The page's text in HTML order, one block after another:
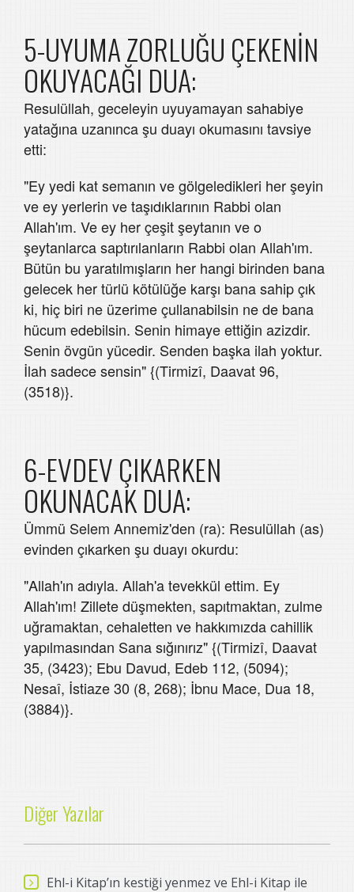
5-UYUMA ZORLUĞU ÇEKENİN
OKUYACAĞI DUA:
Resulüllah, geceleyin uyuyamayan sahabiye
yatağına uzanınca şu duayı okumasını tavsiye
etti:
"Ey yedi kat semanın ve gölgeledikleri her şeyin
ve ey yerlerin ve taşıdıklarının Rabbi olan
Allah'ım. Ve ey her çeşit şeytanın ve o
şeytanlarca saptırılanların Rabbi olan Allah'ım.
Bütün bu yaratılmışların her hangi birinden bana
gelecek her türlü kötülüğe karşı bana sahip çık
ki, hiç biri ne üzerime çullanabilsin ne de bana
hücum edebilsin. Senin himaye ettiğin azizdir.
Senin övgün yücedir. Senden başka ilah yoktur.
İlah sadece sensin" {(Tirmizî, Daavat 96,
(3518)}.
6-EVDEV ÇIKARKEN
OKUNACAK DUA:
Ümmü Selem Annemiz'den (ra): Resulüllah (as)
evinden çıkarken şu duayı okurdu:
"Allah'ın adıyla. Allah'a tevekkül ettim. Ey
Allah'ım! Zillete düşmekten, sapıtmaktan, zulme
uğramaktan, cehaletten ve hakkımızda cahillik
yapılmasından Sana sığınırız" {(Tirmizî, Daavat
35, (3423); Ebu Davud, Edeb 112, (5094);
Nesaî, İstiaze 30 (8, 268); İbnu Mace, Dua 18,
(3884)}.
Diğer Yazılar
Ehl-i Kitap’ın kestiği yenmez ve Ehl-i Kitap ile